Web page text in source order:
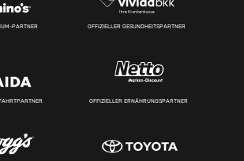
PARTNER OFFIZIELLER GESUNDHEITSPARTNER
OFFIZIELLER ERNÄHRUNGSPARTNER